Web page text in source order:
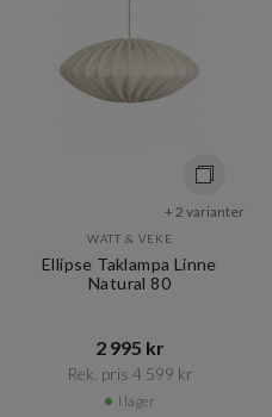
+ 2 varianter
WATT & VEKE
Ellipse Taklampa Linne
Natural 80
2 995 kr​​
Rek. pris 4 599 kr​​
I lager